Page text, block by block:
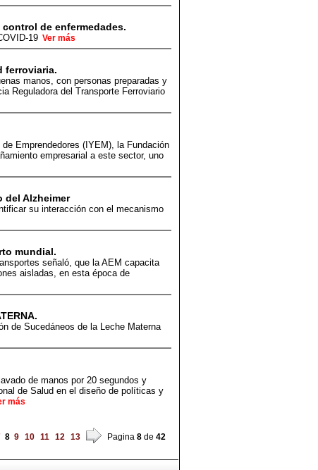
de enfermedades.
19 Ver más
ferroviaria.
manos, con personas preparadas y
Reguladora del Transporte Ferroviario
Emprendedores (IYEM), la Fundación
empresarial a este sector, uno
del Alzheimer
su interacción con el mecanismo
mundial.
señaló, que la AEM capacita
aisladas, en esta época de
de Sucedáneos de la Leche Materna
de manos por 20 segundos y
de Salud en el diseño de políticas y
más
8 9 10 11 12 13 Pagina 8 de 42